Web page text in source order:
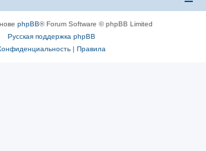
phpBB® Forum Software © phpBB Limited
Русская поддержка phpBB
| Правила